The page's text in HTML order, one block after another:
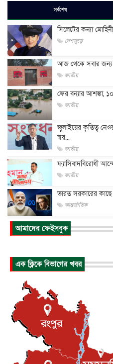
সর্বশেষ
সিলেটের কন্যা
দেশজুড়ে
আজ থেকে সবার জন্য
জাতীয়
ফের বন্যার আশঙ্কা,
জাতীয়
জুলাইয়ের কৃতিত্ব
স্বর...
জাতীয়
ফ্যাসিবাদবিরোধী
জাতীয়
ভারত সরকারের কাছে
আন্তর্জাতিক
আকাশে ট্রাম্পের
আন্তর্জাতিক
আন্তর্জাতিক
টি-টোয়েন্টি
বস্তিতে কেটেছে
বিনোদন
আমাদের ফেইসবুক
এক ক্লিকে বিভাগের খবর